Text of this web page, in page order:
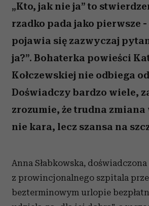
„Kto, jak nie ja” to
rzadko pada jako pierwsze
pojawia się zazwyczaj
ja?”. Bohaterka powieści
Kołczewskiej nie odbiega
Doświadczy bardzo wiele,
zrozumie, że trudna zmiana
nie kara, lecz szansa na
Anna Słabkowska,
z prowincjonalnego szpitala
bezterminowym urlopie